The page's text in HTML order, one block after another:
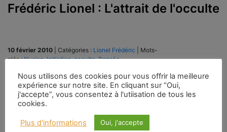
Frédéric Lionel : L'attrait de l'occulte
10 février 2010 Catégories : Lionel Frédéric
Mots-
clés :Illusion,Initiation,occulte,Pensée
Un maître Zen un jour déclara : « Si le fait de prendre la position du lotus
suffisait pour gravir le sentier, toutes les grenouilles seraient des Bouddha.
» Pour déceler le pourquoi de sa propre insatisfaction et le mécanisme de
la pensée qui conduit à l’illusion, barrière sur le chemin de l’initiation, il faut
être vigilant. Seule la vigilance dégage la voie de la Connaissance, et
seule la Connaissance est initiation aux choses de la Vie et détermine des
Nous utilisons des cookies pour vous offrir la meilleure
expérience sur notre site. En cliquant sur “Oui,
j'accepte”, vous consentez à l'utiisation de tous les
cookies.
Plus d'informations Oui, j'accepte